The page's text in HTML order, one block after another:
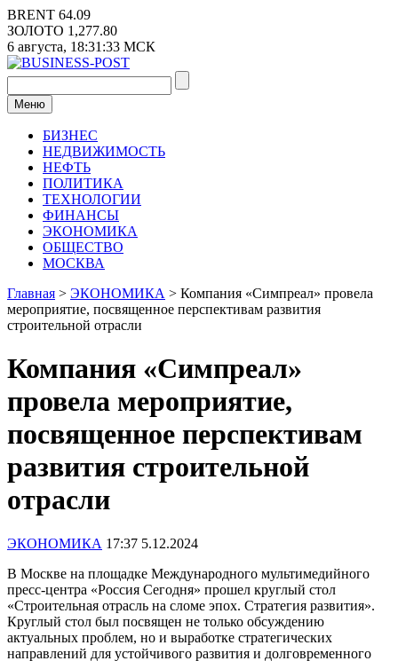
Перейти
к
содержимому
BRENT 64.09
ЗОЛОТО 1,277.80
6 августа, 18:31:34 МСК
Меню
БИЗНЕС
НЕДВИЖИМОСТЬ
НЕФТЬ
ПОЛИТИКА
ТЕХНОЛОГИИ
ФИНАНСЫ
ЭКОНОМИКА
ОБЩЕСТВО
МОСКВА
Главная > ЭКОНОМИКА > Компания «Симпреал» провела
мероприятие, посвященное перспективам развития
строительной отрасли
Компания «Симпреал»
провела мероприятие,
посвященное перспективам
развития строительной
отрасли
ЭКОНОМИКА 17:37 5.12.2024
В Москве на площадке Международного мультимедийного
пресс-центра «Россия Сегодня» прошел круглый стол
«Строительная отрасль на сломе эпох. Стратегия развития».
Круглый стол был посвящен не только обсуждению
актуальных проблем, но и выработке стратегических
направлений для устойчивого развития и долговременного